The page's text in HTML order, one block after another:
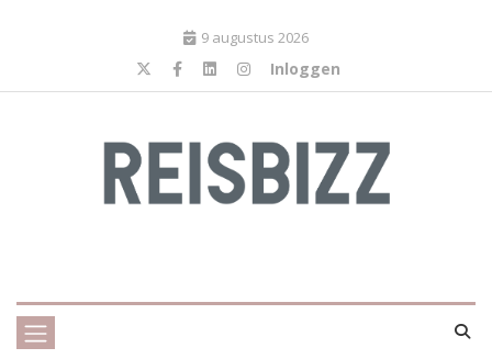
9 augustus 2026
Inloggen